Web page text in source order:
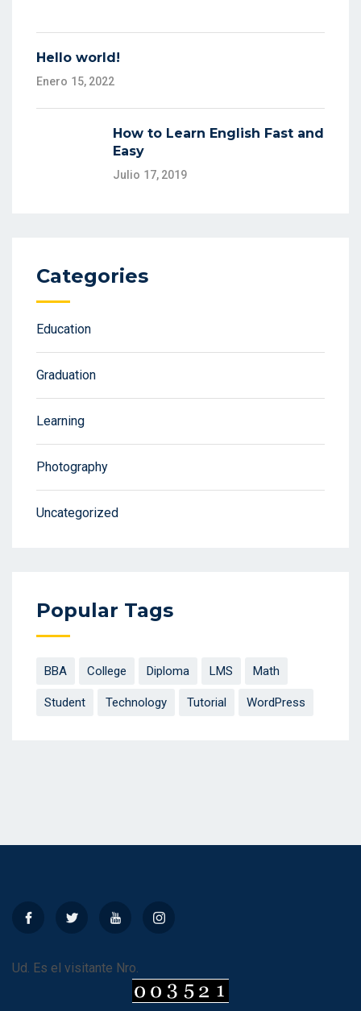
Hello world!
Enero 15, 2022
How to Learn English Fast and
Easy
Julio 17, 2019
Categories
Education
Graduation
Learning
Photography
Uncategorized
Popular Tags
BBA College Diploma LMS Math
Student Technology Tutorial WordPress
Ud. Es el visitante Nro.